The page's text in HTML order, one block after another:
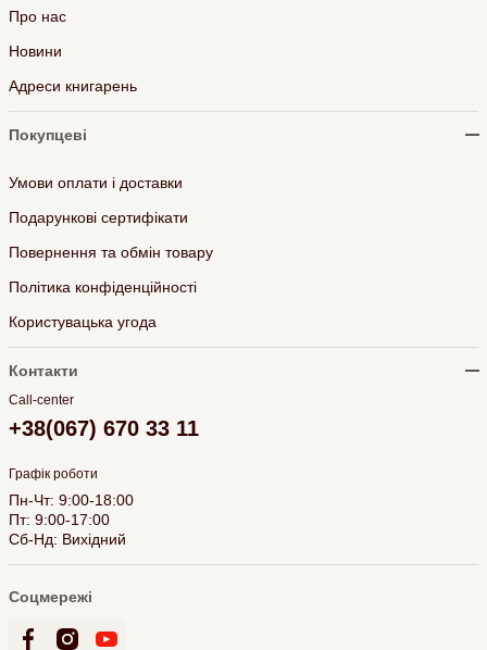
Про нас
Новини
Адреси книгарень
Покупцеві
Умови оплати і доставки
Подарункові сертифікати
Повернення та обмін товару
Політика конфіденційності
Користувацька угода
Контакти
Call-center
+38(067) 670 33 11
Графік роботи
Пн-Чт: 9:00-18:00
Пт: 9:00-17:00
Сб-Нд: Вихідний
Соцмережі